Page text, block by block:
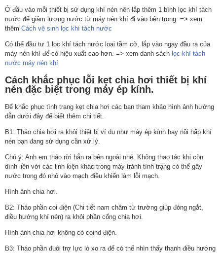
Ở đầu vào mỗi thiết bị sử dụng khí nén nên lắp thêm 1 bình lọc khí tách
nước để giảm lượng nước từ máy nén khí đi vào bên trong. => xem
thêm Cách vệ sinh lọc khí tách nước
Có thể đầu tư 1 lọc khí tách nước loại tầm cỡ, lắp vào ngay đầu ra của
máy nén khí để có hiệu xuất cao hơn. => xem danh sách lọc khí tách
nước máy nén khí
Cách khắc phục lỗi kẹt chia hơi thiết bị khí
nén đặc biệt trong máy ép kính.
Để khắc phục tình trạng kẹt chia hơi các bạn tham khảo hình ảnh hướng
dẫn dưới đây để biết thêm chi tiết.
B1: Tháo chia hơi ra khỏi thiết bị ví dụ như máy ép kính hay nồi hấp khí
nén bạn đang sử dụng cần xử lý.
Chú ý: Anh em tháo rời hẳn ra bên ngoài nhé. Không thao tác khi còn
dính liền với các linh kiện khác trong máy tránh tình trạng có thể gây
nước trong đó nhỏ vào mạch điều khiển làm lỗi mạch.
Hình ảnh chia hơi.
B2: Tháo phần coi điện (Chi tiết nam châm từ trường giúp đóng ngắt,
điều hướng khí nén) ra khỏi phần cổng chia hơi.
Hình ảnh chia hơi không có coind điện.
B3: Tháo phần đuôi trợ lực lò xo ra để có thể nhìn thấy thanh điều hướng